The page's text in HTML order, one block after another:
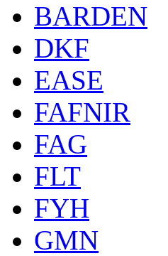
BARDEN
DKF
EASE
FAFNIR
FAG
FLT
FYH
GMN